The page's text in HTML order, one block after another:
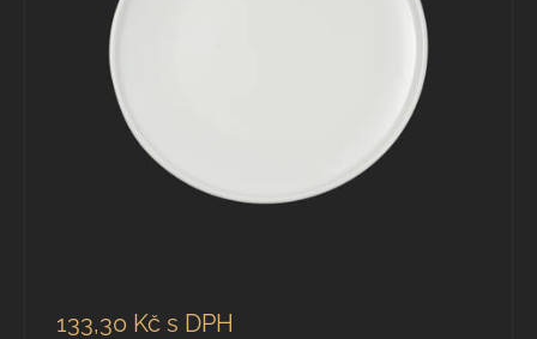
133,30 Kč s DPH